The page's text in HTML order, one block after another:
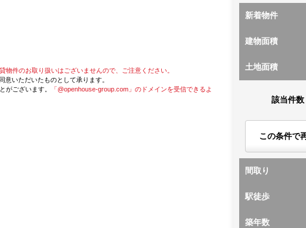
物件のお取り扱いはございませんので、ご注意ください。
意いただいたものとして承ります。
がございます。
「@openhouse-group.com」のドメインを受信できるよ
新着物件
建物面積
土地面積
該当件数
この条件で
間取り
駅徒歩
築年数